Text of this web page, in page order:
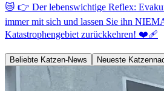
😿 👉 Der lebenswichtige Reflex:
immer mit sich und lassen Sie ihn
Katastrophengebiet zurückkehren! ❤️‍🩹
Beliebte Katzen-News Neueste